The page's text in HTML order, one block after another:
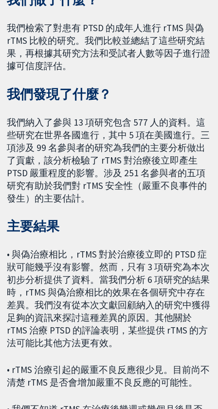
我們檢索了對患有 PTSD 的成年人進行 rTMS 與偽
rTMS 比較的研究。我們比較並總結了這些研究結
果，再根據其研究方法和受試者人數等因子進行證
據可信度評估。
我們發現了什麼？
我們納入了參與 13 項研究包含 577 人的資料。這
些研究在世界各國進行，其中 5 項在美國進行。三
項涉及 99 名參與者的研究為我們的主要分析做出
了貢獻，該分析檢驗了 rTMS 對治療後立即產生
PTSD 嚴重程度的影響。涉及 251 名參與者的五項
研究有助於我們對 rTMS 安全性（嚴重不良事件的
發生）的主要估計。
主要結果
• 與偽治療相比，rTMS 對於治療後立即的 PTSD 症
狀可能幾乎沒有影響。然而，只有 3 項研究為本次
初步分析提供了資料。當我們分析 6 項研究的結果
時，rTMS 與偽治療相比的效果在各個研究中存在
差異。我們沒有從本次文獻回顧納入的研究中獲得
足夠的資訊來探討這種差異的原因。其他關於
rTMS 治療 PTSD 的評論表明，某些提供 rTMS 的方
法可能比其他方法更有效。
• rTMS 治療引起的嚴重不良反應很少見。目前尚不
清楚 rTMS 是否會增加嚴重不良反應的可能性。